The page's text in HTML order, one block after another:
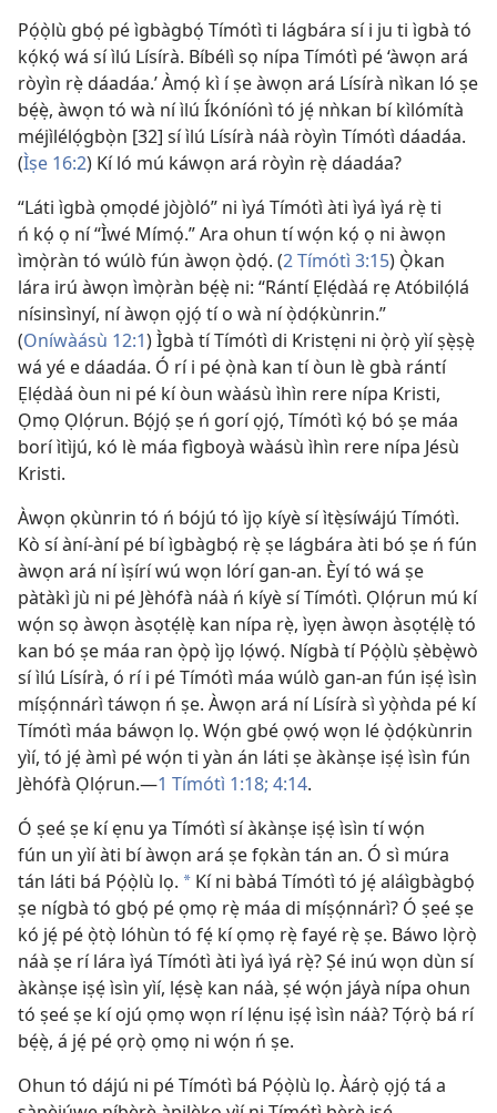
Pọ́ọ̀lù gbọ́ pé ìgbàgbọ́ Tímótì ti lágbára sí i ju ti ìgbà tó
kọ́kọ́ wá sí ìlú Lísírà. Bíbélì sọ nípa Tímótì pé ‘àwọn ará
ròyìn rẹ̀ dáadáa.’ Àmọ́ kì í ṣe àwọn ará Lísírà nìkan ló ṣe
bẹ́ẹ̀, àwọn tó wà ní ìlú Íkóníónì tó jẹ́ nǹkan bí kìlómítà
méjìlélọ́gbọ̀n [32] sí ìlú Lísírà náà ròyìn Tímótì dáadáa.
(Ìṣe 16:2) Kí ló mú káwọn ará ròyìn rẹ̀ dáadáa?
“Láti ìgbà ọmọdé jòjòló” ni ìyá Tímótì àti ìyá ìyá rẹ̀ ti
ń kọ́ ọ ní “Ìwé Mímọ́.” Ara ohun tí wọ́n kọ́ ọ ni àwọn
ìmọ̀ràn tó wúlò fún àwọn ọ̀dọ́. (2 Tímótì 3:15) Ọ̀kan
lára irú àwọn ìmọ̀ràn bẹ́ẹ̀ ni: “Rántí Ẹlẹ́dàá rẹ Atóbilọ́lá
nísinsìnyí, ní àwọn ọjọ́ tí o wà ní ọ̀dọ́kùnrin.”
(Oníwàásù 12:1) Ìgbà tí Tímótì di Kristẹni ni ọ̀rọ̀ yìí ṣẹ̀ṣẹ̀
wá yé e dáadáa. Ó rí i pé ọ̀nà kan tí òun lè gbà rántí
Ẹlẹ́dàá òun ni pé kí òun wàásù ìhìn rere nípa Kristi,
Ọmọ Ọlọ́run. Bọ́jọ́ ṣe ń gorí ọjọ́, Tímótì kọ́ bó ṣe máa
borí ìtìjú, kó lè máa fìgboyà wàásù ìhìn rere nípa Jésù
Kristi.
Àwọn ọkùnrin tó ń bójú tó ìjọ kíyè sí ìtẹ̀síwájú Tímótì.
Kò sí àní-àní pé bí ìgbàgbọ́ rẹ̀ ṣe lágbára àti bó ṣe ń fún
àwọn ará ní ìṣírí wú wọn lórí gan-an. Èyí tó wá ṣe
pàtàkì jù ni pé Jèhófà náà ń kíyè sí Tímótì. Ọlọ́run mú kí
wọ́n sọ àwọn àsọtẹ́lẹ̀ kan nípa rẹ̀, ìyẹn àwọn àsọtẹ́lẹ̀ tó
kan bó ṣe máa ran ọ̀pọ̀ ìjọ lọ́wọ́. Nígbà tí Pọ́ọ̀lù ṣèbẹ̀wò
sí ìlú Lísírà, ó rí i pé Tímótì máa wúlò gan-an fún iṣẹ́ ìsìn
míṣọ́nnárì táwọn ń ṣe. Àwọn ará ní Lísírà sì yọ̀ǹda pé kí
Tímótì máa báwọn lọ. Wọ́n gbé ọwọ́ wọn lé ọ̀dọ́kùnrin
yìí, tó jẹ́ àmì pé wọ́n ti yàn án láti ṣe àkànṣe iṣẹ́ ìsìn fún
Jèhófà Ọlọ́run.—1 Tímótì 1:18; 4:14.
Ó ṣeé ṣe kí ẹnu ya Tímótì sí àkànṣe iṣẹ́ ìsìn tí wọ́n
fún un yìí àti bí àwọn ará ṣe fọkàn tán an. Ó sì múra
tán láti bá Pọ́ọ̀lù lọ. * Kí ni bàbá Tímótì tó jẹ́ aláìgbàgbọ́
ṣe nígbà tó gbọ́ pé ọmọ rẹ̀ máa di míṣọ́nnárì? Ó ṣeé ṣe
kó jẹ́ pé ọ̀tọ̀ lóhùn tó fẹ́ kí ọmọ rẹ̀ fayé rẹ̀ ṣe. Báwo lọ̀rọ̀
náà ṣe rí lára ìyá Tímótì àti ìyá ìyá rẹ̀? Ṣé inú wọn dùn sí
àkànṣe iṣẹ́ ìsìn yìí, lẹ́sẹ̀ kan náà, ṣé wọ́n jáyà nípa ohun
tó ṣeé ṣe kí ojú ọmọ wọn rí lẹ́nu iṣẹ́ ìsìn náà? Tọ́rọ̀ bá rí
bẹ́ẹ̀, á jẹ́ pé ọrọ̀ ọmọ ni wọ́n ń ṣe.
Ohun tó dájú ni pé Tímótì bá Pọ́ọ̀lù lọ. Àárọ̀ ọjọ́ tá a